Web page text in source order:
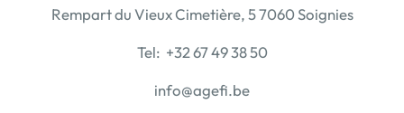
Rempart du Vieux Cimetière, 5 7060 Soignies
Tel: +32 67 49 38 50
info@agefi.be